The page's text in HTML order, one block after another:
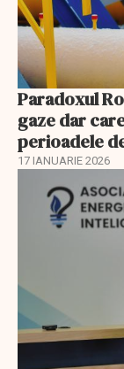
Paradoxul
gaze dar
perioadele
17 IANUARIE 2026